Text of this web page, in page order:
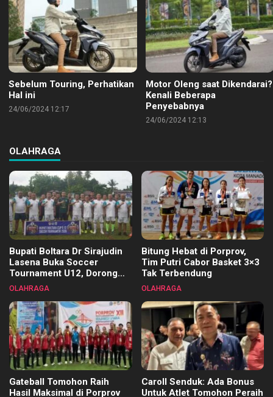
Sebelum Touring, Perhatikan
Hal ini
24/06/2024 12:17
Motor Oleng saat Dikendarai?
Kenali Beberapa
Penyebabnya
24/06/2024 12:13
OLAHRAGA
Bupati Boltara Dr Sirajudin
Lasena Buka Soccer
Tournament U12, Dorong
Pembinaan Merata di Setiap
OLAHRAGA
Bitung Hebat di Porprov,
Tim Putri Cabor Basket 3×3
Tak Terbendung
OLAHRAGA
Gateball Tomohon Raih
Hasil Maksimal di Porprov
Caroll Senduk: Ada Bonus
Untuk Atlet Tomohon Peraih